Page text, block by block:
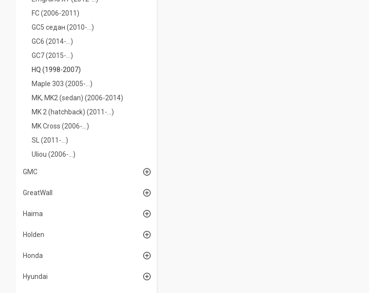
FC (2006-2011)
GC5 седан (2010-...)
GC6 (2014-...)
GC7 (2015-...)
HQ (1998-2007)
Maple 303 (2005-...)
MK, MK2 (sedan) (2006-2014)
MK 2 (hatchback) (2011-…)
MK Cross (2006-…)
SL (2011-...)
Uliou (2006-...)
GMC
GreatWall
Haima
Holden
Honda
Hyundai